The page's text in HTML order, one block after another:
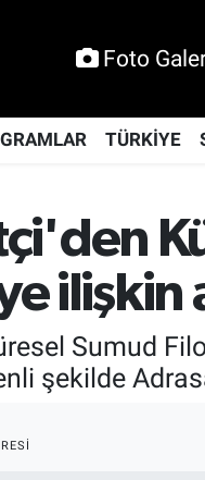
Foto
TÜRKİYE
ilişkin
Sumud
şekilde